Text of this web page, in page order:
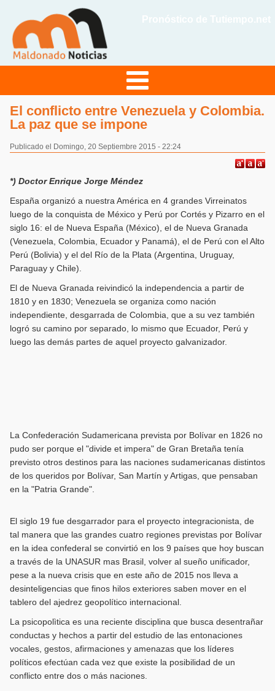
El conflicto entre Venezuela y Colombia.
La paz que se impone
Publicado el Domingo, 20 Septiembre 2015 - 22:24
*) Doctor Enrique Jorge Méndez
España organizó a nuestra América en 4 grandes Virreinatos
luego de la conquista de México y Perú por Cortés y Pizarro en el
siglo 16: el de Nueva España (México), el de Nueva Granada
(Venezuela, Colombia, Ecuador y Panamá), el de Perú con el Alto
Perú (Bolivia) y el del Río de la Plata (Argentina, Uruguay,
Paraguay y Chile).
El de Nueva Granada reivindicó la independencia a partir de
1810 y en 1830; Venezuela se organiza como nación
independiente, desgarrada de Colombia, que a su vez también
logró su camino por separado, lo mismo que Ecuador, Perú y
luego las demás partes de aquel proyecto galvanizador.
La Confederación Sudamericana prevista por Bolívar en 1826 no
pudo ser porque el "divide et impera" de Gran Bretaña tenía
previsto otros destinos para las naciones sudamericanas distintos
de los queridos por Bolívar, San Martín y Artigas, que pensaban
en la "Patria Grande".
El siglo 19 fue desgarrador para el proyecto integracionista, de
tal manera que las grandes cuatro regiones previstas por Bolívar
en la idea confederal se convirtió en los 9 países que hoy buscan
a través de la UNASUR mas Brasil, volver al sueño unificador,
pese a la nueva crisis que en este año de 2015 nos lleva a
desinteligencias que finos hilos exteriores saben mover en el
tablero del ajedrez geopolítico internacional.
La psicopolìtica es una reciente disciplina que busca desentrañar
conductas y hechos a partir del estudio de las entonaciones
vocales, gestos, afirmaciones y amenazas que los líderes
políticos efectúan cada vez que existe la posibilidad de un
conflicto entre dos o más naciones.